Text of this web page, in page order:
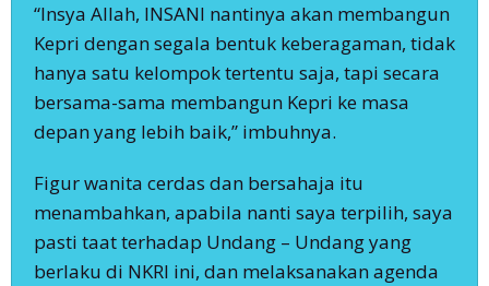
“Insya Allah, INSANI nantinya akan membangun
Kepri dengan segala bentuk keberagaman, tidak
hanya satu kelompok tertentu saja, tapi secara
bersama-sama membangun Kepri ke masa
depan yang lebih baik,” imbuhnya.
Figur wanita cerdas dan bersahaja itu
menambahkan, apabila nanti saya terpilih, saya
pasti taat terhadap Undang – Undang yang
berlaku di NKRI ini, dan melaksanakan agenda